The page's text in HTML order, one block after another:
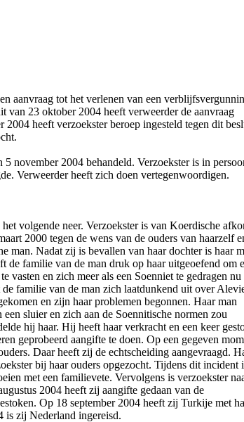
aanvraag tot het verlenen van een
van 23 oktober 2004 heeft verweerder de aanvraag
heeft verzoekster beroep ingesteld tegen dit
november 2004 behandeld. Verzoekster is in
Verweerder heeft zich doen vertegenwoordigen.
volgende neer. Verzoekster is van Koerdische
2000 tegen de wens van de ouders van haarzelf
man. Nadat zij is bevallen van haar dochter is haar
de familie van de man druk op haar uitgeoefend om
vasten en zich meer als een Soenniet te gedragen nu
familie van de man zich laatdunkend uit over
en zijn haar problemen begonnen. Haar man
sluier en zich aan de Soennitische normen zou
hij haar. Hij heeft haar verkracht en een keer
geprobeerd aangifte te doen. Op een gegeven
Daar heeft zij de echtscheiding aangevraagd.
bij haar ouders opgezocht. Tijdens dit incident
met een familievete. Vervolgens is verzoekster
2004 heeft zij aangifte gedaan van de
Op 18 september 2004 heeft zij Turkije met
is zij Nederland ingereisd.